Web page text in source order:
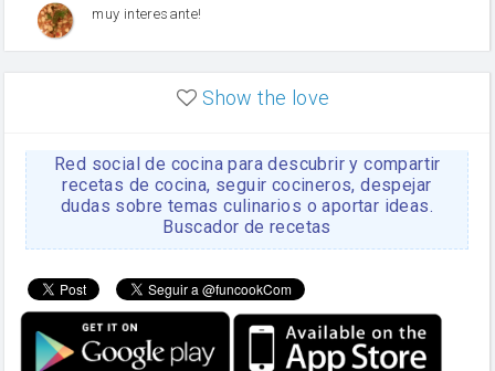
muy interesante!
enLasaña casera fácil y
HOJALDROSA TV
enGachas de la abuela
Rosa
https://youtu.be/Mz69gcVO3sI
Rosa enReceta Del Bizcocho
Disculpa. En la foto aparece
el bizcocho de xoco y en el
apartado de los ingredientes
te has olvidado de poner la
cantidad q se debería de
Show the love
Red social de cocina para descubrir y compartir
recetas de cocina, seguir cocineros, despejar
dudas sobre temas culinarios o aportar ideas.
Buscador de recetas